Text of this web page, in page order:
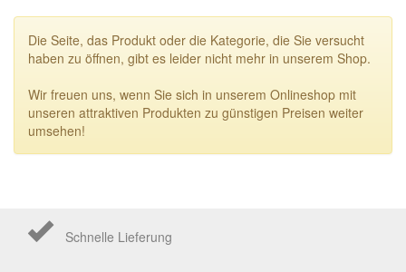
Die Seite, das Produkt oder die Kategorie, die Sie versucht
haben zu öffnen, gibt es leider nicht mehr in unserem Shop.
Wir freuen uns, wenn Sie sich in unserem Onlineshop mit
unseren attraktiven Produkten zu günstigen Preisen weiter
umsehen!
Schnelle Lieferung